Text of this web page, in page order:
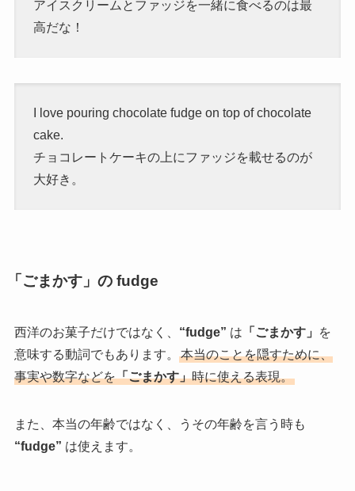
アイスクリームとファッジを一緒に食べるのは最
高だな！
I love pouring chocolate fudge on top of chocolate
cake.
チョコレートケーキの上にファッジを載せるのが
大好き。
「ごまかす」の fudge
西洋のお菓子だけではなく、 “fudge” は 「ごまかす」
を
意味する動詞でもあります。
本当のことを隠すために、
事実や数字などを「ごまかす」時に使える表現。
また、本当の年齢ではなく、うその年齢を言う時も
“fudge” は使えます。